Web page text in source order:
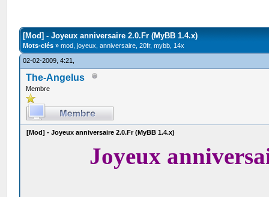
[Mod] - Joyeux anniversaire 2.0.Fr (MyBB 1.4.x)
Mots-clés »mod, joyeux, anniversaire, 20fr, mybb, 14x
02-02-2009, 4:21,
The-Angelus
Membre
[Mod] - Joyeux anniversaire 2.0.Fr (MyBB 1.4.x)
Joyeux